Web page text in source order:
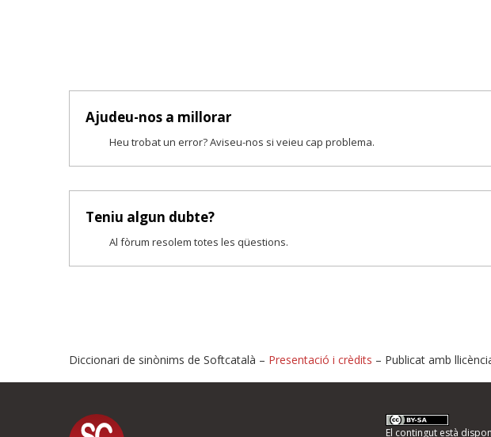
Ajudeu-nos a millorar
Heu trobat un error? Aviseu-nos si veieu cap problema.
Teniu algun dubte?
Al fòrum resolem totes les qüestions.
Proposeu-nos millores o informeu
Diccionari de sinònims de Softcatalà – Presentació i crèdits – Publicat amb
El contingut està